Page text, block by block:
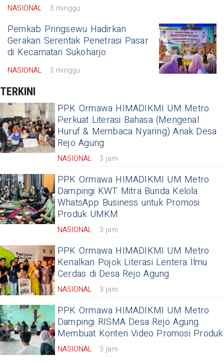
NASIONAL 3 minggu
Pemkab Pringsewu Hadirkan
Gerakan Serentak Penetrasi Pasar
di Kecamatan Sukoharjo
NASIONAL 3 minggu
TERKINI
PPK Ormawa HIMADIKMI UM Metro
Perkuat Literasi Bahasa (Mengenal
Huruf & Membaca Nyaring) Anak Desa
Rejo Agung
NASIONAL 3 jam
PPK Ormawa HIMADIKMI UM Metro
Dampingi KWT Mitra Bunda Kelola
WhatsApp Business untuk Promosi
Produk UMKM
NASIONAL 3 jam
PPK Ormawa HIMADIKMI UM Metro
Kenalkan Pojok Literasi Lentera Ilmu
Cerdas di Desa Rejo Agung
NASIONAL 3 jam
PPK Ormawa HIMADIKMI UM Metro
Dampingi RISMA Desa Rejo Agung
Membuat Konten Video Promosi Produk
NASIONAL 3 jam